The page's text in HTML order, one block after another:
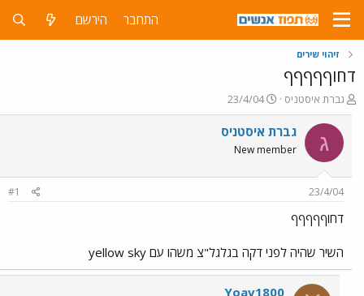
התחבר הירשם
זיהוי שירים
דחוףףףףף
פ
ו
ת
ח
ה
ש
א
גברת איסטניס
פ
ו
ר
ם
23/4/04
ג גברת איסטניס
New member
23/4/04
#1
דחוףףףףף
השיר שהיה לפני דקה בגלגל"צ משהו עם yellow sky
Yoav1800